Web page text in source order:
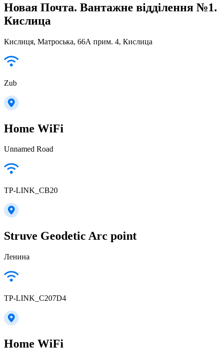
Новая Почта. Вантажне відділення №1.
Кислица
Кислиця, Матроська, 66А прим. 4, Кислица
Zub
Home WiFi
Unnamed Road
TP-LINK_CB20
Struve Geodetic Arc point
Ленина
TP-LINK_C207D4
Home WiFi